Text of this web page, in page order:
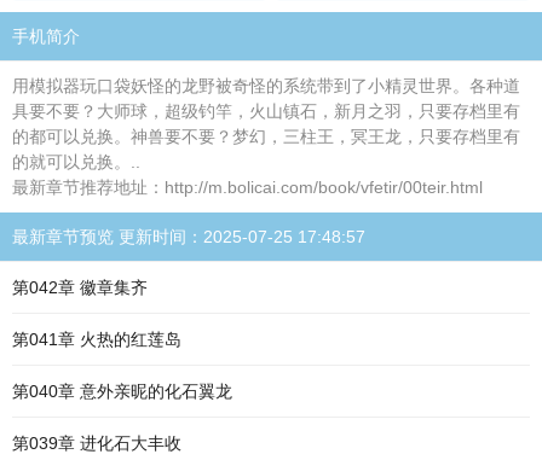
手机简介
用模拟器玩口袋妖怪的龙野被奇怪的系统带到了小精灵世界。各种道
具要不要？大师球，超级钓竿，火山镇石，新月之羽，只要存档里有
的都可以兑换。神兽要不要？梦幻，三柱王，冥王龙，只要存档里有
的就可以兑换。..
最新章节推荐地址：http://m.bolicai.com/book/vfetir/00teir.html
最新章节预览 更新时间：2025-07-25 17:48:57
第042章 徽章集齐
第041章 火热的红莲岛
第040章 意外亲昵的化石翼龙
第039章 进化石大丰收